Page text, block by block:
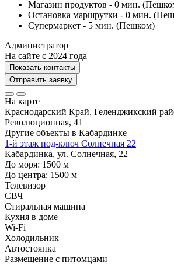
Магазин продуктов - 0 мин.
Остановка маршрутки - 0 мин.
Супермаркет - 5 мин. (Пешком)
Администратор
На сайте с 2024 года
Показать контакты
Отправить заявку
На карте
Краснодарский Край, Геленджикский
Революционная, 41
Другие объекты в Кабардинке
1-й этаж под-ключ Солнечная 22
Кабардинка, ул. Солнечная, 22
До моря: 1500 м
До центра: 1500 м
Телевизор
СВЧ
Стиральная машина
Кухня в доме
Wi-Fi
Холодильник
Автостоянка
Размещение с питомцами